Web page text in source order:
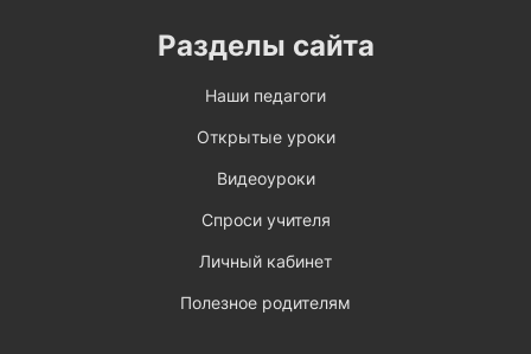
Разделы сайта
Наши педагоги
Открытые уроки
Видеоуроки
Спроси учителя
Личный кабинет
Полезное родителям